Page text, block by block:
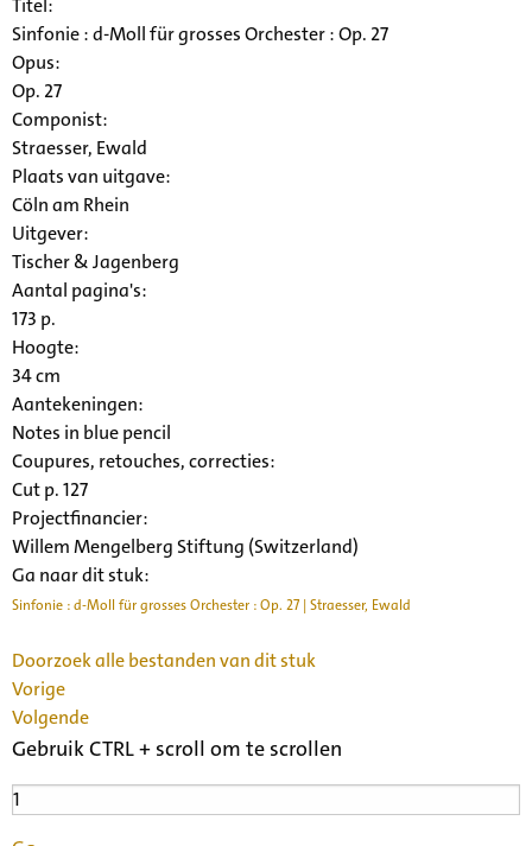
Titel:
Sinfonie : d-Moll für grosses Orchester : Op. 27
Opus:
Op. 27
Componist:
Straesser, Ewald
Plaats van uitgave:
Cöln am Rhein
Uitgever:
Tischer & Jagenberg
Aantal pagina's:
173 p.
Hoogte:
34 cm
Aantekeningen:
Notes in blue pencil
Coupures, retouches, correcties:
Cut p. 127
Projectfinancier:
Willem Mengelberg Stiftung (Switzerland)
Ga naar dit stuk:
Sinfonie : d-Moll für grosses Orchester : Op. 27 | Straesser, Ewald
Doorzoek alle bestanden van dit stuk
Vorige
Volgende
Gebruik CTRL + scroll om te scrollen